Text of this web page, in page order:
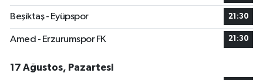
Beşiktaş - Eyüpspor 21:30
Amed - Erzurumspor FK 21:30
17 Ağustos, Pazartesi